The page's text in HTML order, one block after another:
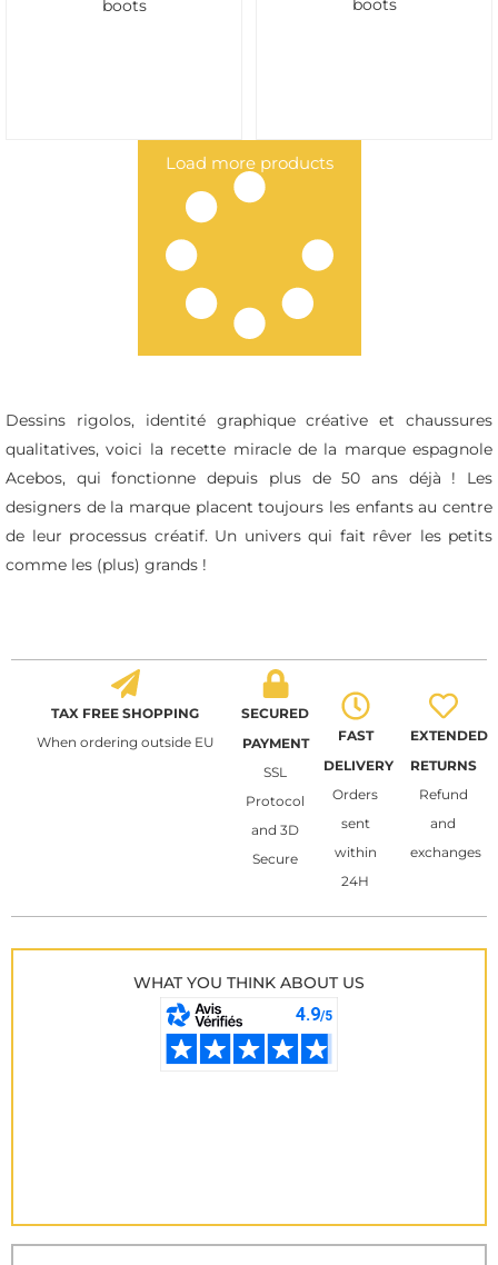
boots
boots
Load more products
Dessins rigolos, identité graphique créative et chaussures
qualitatives, voici la recette miracle de la marque espagnole
Acebos, qui fonctionne depuis plus de 50 ans déjà ! Les
designers de la marque placent toujours les enfants au centre
de leur processus créatif. Un univers qui fait rêver les petits
comme les (plus) grands !
TAX FREE SHOPPING
When ordering outside EU
SECURED
PAYMENT
SSL
Protocol
and 3D
Secure
FAST
DELIVERY
Orders
sent
within
24H
EXTENDED
RETURNS
Refund
and
exchanges
WHAT YOU THINK ABOUT US